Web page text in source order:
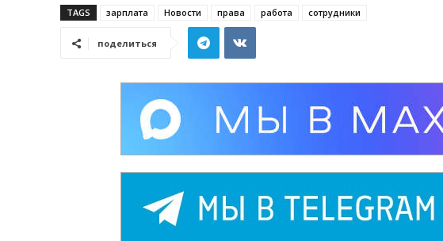
TAGS зарплата Новости права работа сотрудники
поделиться